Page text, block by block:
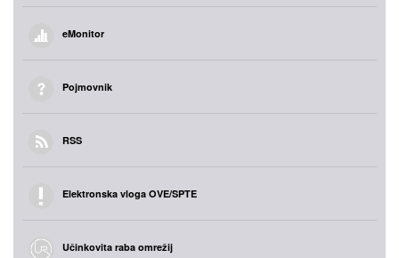
eMonitor
Pojmovnik
RSS
Elektronska vloga OVE/SPTE
Učinkovita raba omrežij